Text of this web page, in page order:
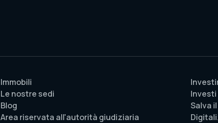
Immobili
Le nostre sedi
Blog
Area riservata all'autorità giudiziaria
Investi
Salva